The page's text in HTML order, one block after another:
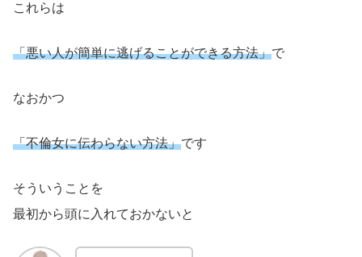
これらは
「悪い人が簡単に逃げることができる方法」で
なおかつ
「不倫女に伝わらない方法」です
そういうことを
最初から頭に入れておかないと